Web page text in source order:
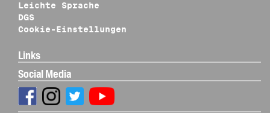
Leichte Sprache
DGS
Cookie-Einstellungen
Links
Social Media